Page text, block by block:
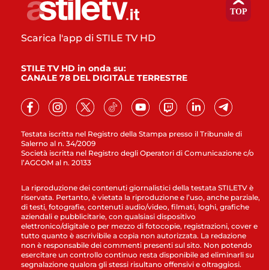
Testata iscritta nel Registro della Stampa presso il Tribunale di
Salerno al n. 34/2009
Società iscritta nel Registro degli Operatori di Comunicazione c/o
l’AGCOM al n. 20133
Scarica l'app di STILE TV HD
STILE TV HD in onda su:
CANALE 78 DEL DIGITALE TERRESTRE
La riproduzione dei contenuti giornalistici della testata STILETV è
riservata. Pertanto, è vietata la riproduzione e l’uso, anche parziale,
di testi, fotografie, contenuti audio/video, filmati, loghi, grafiche
aziendali e pubblicitarie, con qualsiasi dispositivo
elettronico/digitale o per mezzo di fotocopie, registrazioni, cover e
tutto quanto è ascrivibile a copia non autorizzata. La redazione
non è responsabile dei commenti presenti sul sito. Non potendo
esercitare un controllo continuo resta disponibile ad eliminarli su
segnalazione qualora gli stessi risultano offensivi e oltraggiosi.